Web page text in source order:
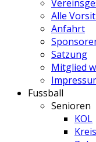
Alle
Anfahrt
Satzung
Mitglied
Fussball
Senioren
KOL